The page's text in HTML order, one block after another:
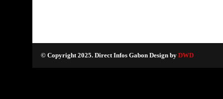
© Copyright 2025. Direct Infos Gabon Design by DWD